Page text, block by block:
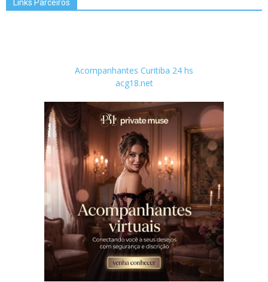
Links Parceiros
Acompanhantes Curitiba 24 hs
acg18.net